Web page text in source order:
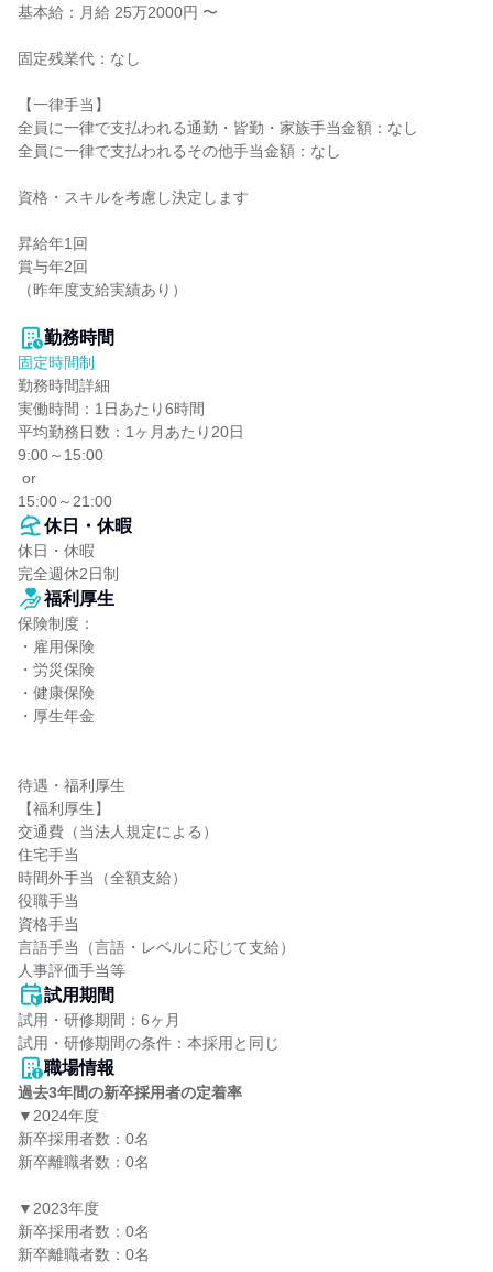
基本給：月給 25万2000円 〜
固定残業代：なし
【一律手当】
全員に一律で支払われる通勤・皆勤・家族手当金額：なし
全員に一律で支払われるその他手当金額：なし
資格・スキルを考慮し決定します
昇給年1回
賞与年2回
（昨年度支給実績あり）
勤務時間
固定時間制
勤務時間詳細
実働時間：1日あたり6時間
平均勤務日数：1ヶ月あたり20日
9:00～15:00
15:00～21:00
休日・休暇
休日・休暇
完全週休2日制
福利厚生
保険制度：
・雇用保険
・労災保険
・健康保険
・厚生年金
待遇・福利厚生
【福利厚生】
交通費（当法人規定による）
住宅手当
時間外手当（全額支給）
役職手当
資格手当
言語手当（言語・レベルに応じて支給）
人事評価手当等
試用期間
試用・研修期間：6ヶ月
職場情報
過去3年間の新卒採用者の定着率
▼2024年度
新卒採用者数：0名
新卒離職者数：0名
▼2023年度
新卒採用者数：0名
新卒離職者数：0名